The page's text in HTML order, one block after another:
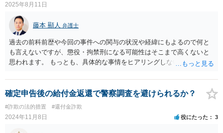
2025年8月11日
藤本 顯人 弁護士
過去の前科前歴や今回の事件への関与の状況や経緯にもよるので何と
も言えないですが、懲役・拘禁刑になる可能性はそこまで高くないと
思われます。 もっとも、具体的な事情をヒアリングしないとわからな
い。
確定申告後の給付金返還で警察調査を避けられるか？
#詐欺の法的措置 #還付金詐欺
2024年11月8日 役にたった 3